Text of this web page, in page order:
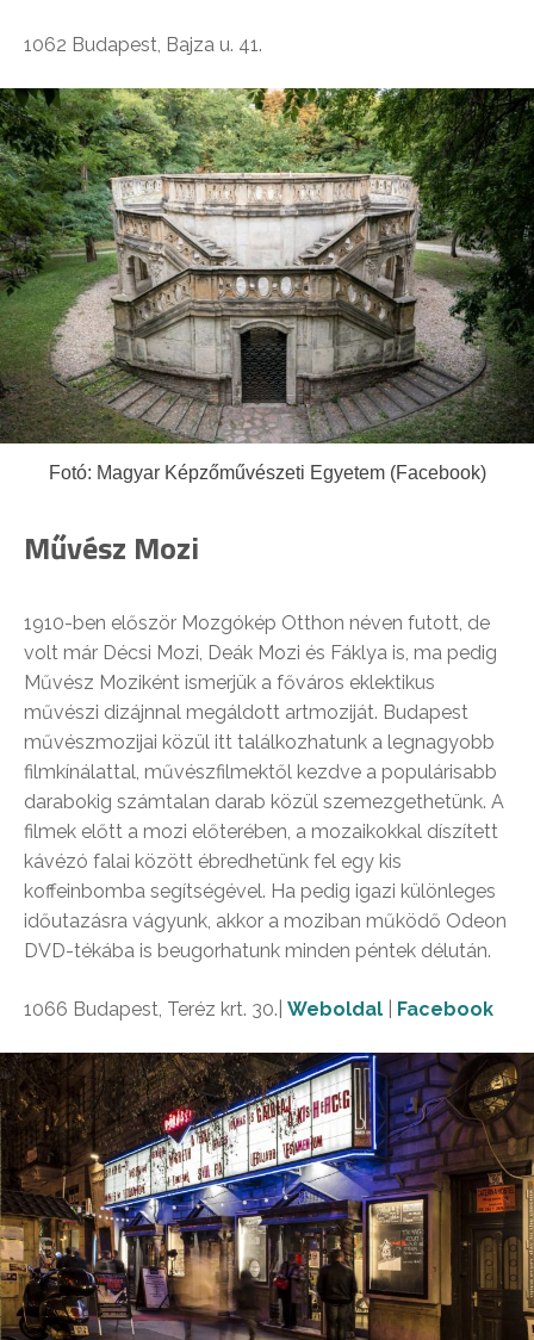
1062 Budapest, Bajza u. 41.
Fotó: Magyar Képzőművészeti Egyetem (Facebook)
Művész Mozi
1910-ben először Mozgókép Otthon néven futott, de
volt már Décsi Mozi, Deák Mozi és Fáklya is, ma pedig
Művész Moziként ismerjük a főváros eklektikus
művészi dizájnnal megáldott artmoziját. Budapest
művészmozijai közül itt találkozhatunk a legnagyobb
filmkínálattal, művészfilmektől kezdve a populárisabb
darabokig számtalan darab közül szemezgethetünk. A
filmek előtt a mozi előterében, a mozaikokkal díszített
kávézó falai között ébredhetünk fel egy kis
koffeinbomba segítségével. Ha pedig igazi különleges
időutazásra vágyunk, akkor a moziban működő Odeon
DVD-tékába is beugorhatunk minden péntek délután.
1066 Budapest, Teréz krt. 30.| Weboldal Facebook